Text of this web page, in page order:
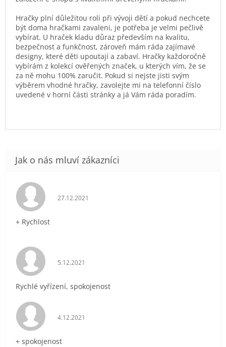
Hračky plní důležitou roli při vývoji dětí a pokud nechcete
být doma hračkami zavaleni, je potřeba je velmi pečlivě
vybírat. U hraček kladu důraz především na kvalitu,
bezpečnost a funkčnost, zároveň mám ráda zajímavé
designy, které děti upoutají a zabaví. Hračky každoročně
vybírám z kolekcí ověřených značek, u kterých vím, že se
za ně mohu 100% zaručit. Pokud si nejste jisti svým
výběrem vhodné hračky, zavolejte mi na telefonní číslo
uvedené v horní části stránky a já Vám ráda poradím.
Hodnocení obchodu je 5 z 5 hvězdiček.
27.12.2021
+ Rychlost
Hodnocení obchodu je 5 z 5 hvězdiček.
5.12.2021
Rychlé vyřízení, spokojenost
Hodnocení obchodu je 5 z 5 hvězdiček.
4.12.2021
+ spokojenost